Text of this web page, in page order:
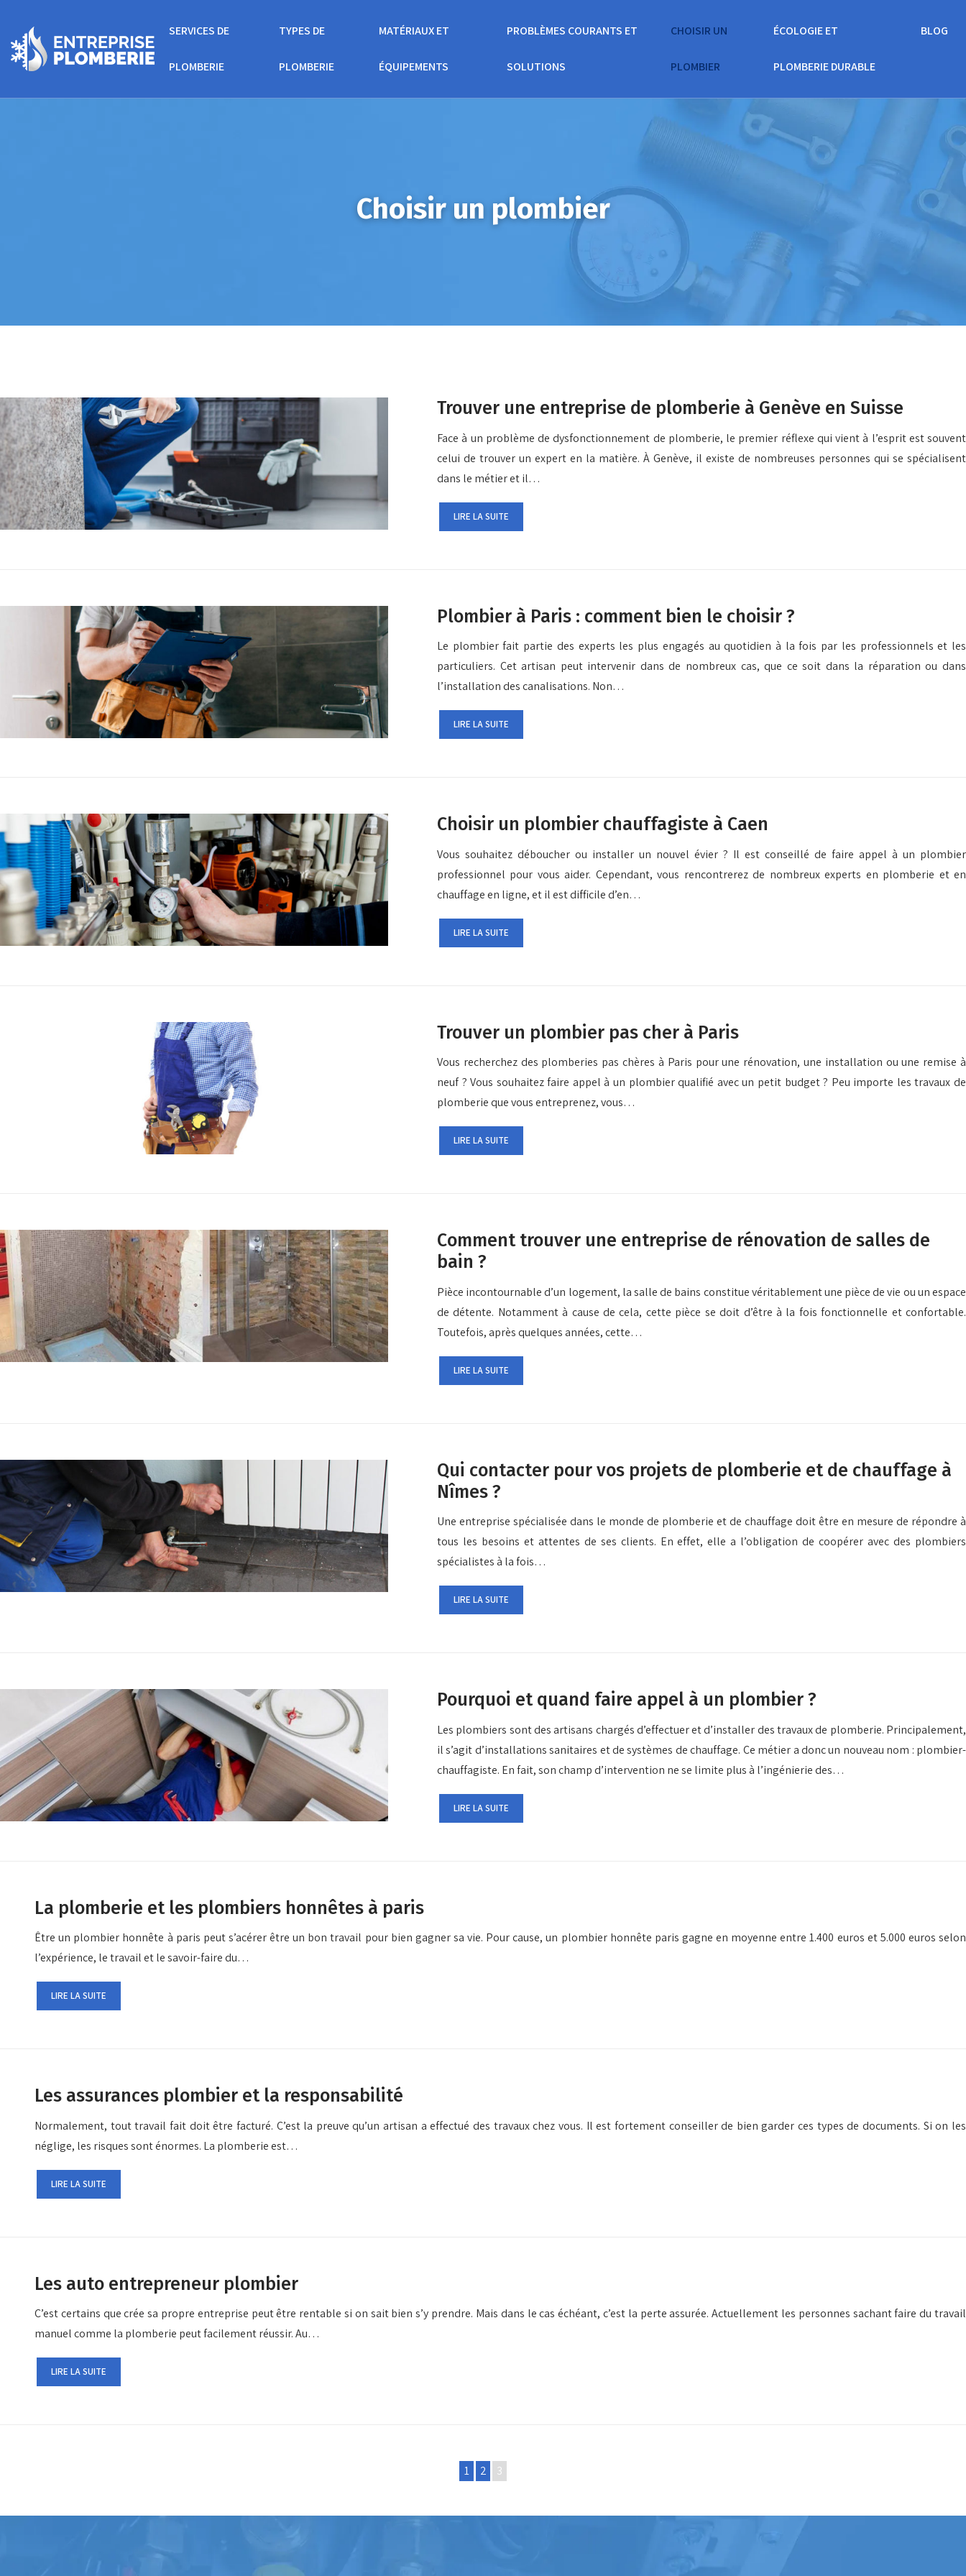
SERVICES DE
PLOMBERIE
TYPES DE
PLOMBERIE
MATÉRIAUX ET
ÉQUIPEMENTS
PROBLÈMES COURANTS ET
SOLUTIONS
CHOISIR UN
PLOMBIER
ÉCOLOGIE ET
PLOMBERIE DURABLE
BLOG
Choisir un plombier
Trouver une entreprise de plomberie à Genève en Suisse
Face à un problème de dysfonctionnement de plomberie, le premier réflexe qui vient à l’esprit est souvent
celui de trouver un expert en la matière. À Genève, il existe de nombreuses personnes qui se spécialisent
dans le métier et il…
LIRE LA SUITE
Plombier à Paris : comment bien le choisir ?
Le plombier fait partie des experts les plus engagés au quotidien à la fois par les professionnels et les
particuliers. Cet artisan peut intervenir dans de nombreux cas, que ce soit dans la réparation ou dans
l’installation des canalisations. Non…
LIRE LA SUITE
Choisir un plombier chauffagiste à Caen
Vous souhaitez déboucher ou installer un nouvel évier ? Il est conseillé de faire appel à un plombier
professionnel pour vous aider. Cependant, vous rencontrerez de nombreux experts en plomberie et en
chauffage en ligne, et il est difficile d’en…
LIRE LA SUITE
Trouver un plombier pas cher à Paris
Vous recherchez des plomberies pas chères à Paris pour une rénovation, une installation ou une remise à
neuf ? Vous souhaitez faire appel à un plombier qualifié avec un petit budget ? Peu importe les travaux de
plomberie que vous entreprenez, vous…
LIRE LA SUITE
Comment trouver une entreprise de rénovation de salles de
bain ?
Pièce incontournable d’un logement, la salle de bains constitue véritablement une pièce de vie ou un espace
de détente. Notamment à cause de cela, cette pièce se doit d’être à la fois fonctionnelle et confortable.
Toutefois, après quelques années, cette…
LIRE LA SUITE
Qui contacter pour vos projets de plomberie et de chauffage à
Nîmes ?
Une entreprise spécialisée dans le monde de plomberie et de chauffage doit être en mesure de répondre à
tous les besoins et attentes de ses clients. En effet, elle a l’obligation de coopérer avec des plombiers
spécialistes à la fois…
LIRE LA SUITE
Pourquoi et quand faire appel à un plombier ?
Les plombiers sont des artisans chargés d’effectuer et d’installer des travaux de plomberie. Principalement,
il s’agit d’installations sanitaires et de systèmes de chauffage. Ce métier a donc un nouveau nom : plombier-
chauffagiste. En fait, son champ d’intervention ne se limite plus à l’ingénierie des…
LIRE LA SUITE
La plomberie et les plombiers honnêtes à paris
Être un plombier honnête à paris peut s’acérer être un bon travail pour bien gagner sa vie. Pour cause, un plombier honnête paris gagne en moyenne entre 1.400 euros et 5.000 euros selon
l’expérience, le travail et le savoir-faire du…
LIRE LA SUITE
Les assurances plombier et la responsabilité
Normalement, tout travail fait doit être facturé. C’est la preuve qu’un artisan a effectué des travaux chez vous. Il est fortement conseiller de bien garder ces types de documents. Si on les
néglige, les risques sont énormes. La plomberie est…
LIRE LA SUITE
Les auto entrepreneur plombier
C’est certains que crée sa propre entreprise peut être rentable si on sait bien s’y prendre. Mais dans le cas échéant, c’est la perte assurée. Actuellement les personnes sachant faire du travail
manuel comme la plomberie peut facilement réussir. Au…
LIRE LA SUITE
1 2 3